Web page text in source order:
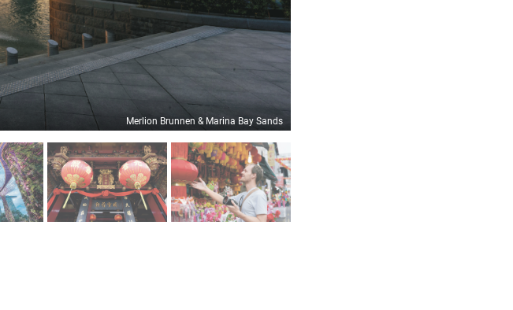
Merlion Brunnen & Marina Bay Sands